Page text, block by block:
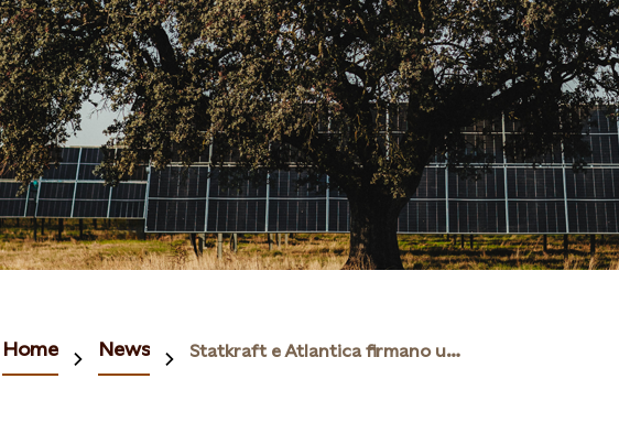
Home News Statkraft e Atlantica firmano un accordo PPA a lungo termine per la fornitura di energia solare in Italia